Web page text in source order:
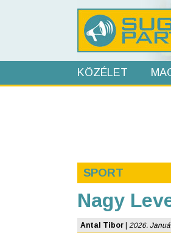
KÖZÉLET
SPORT
Nagy
Antal Tibor 2026.